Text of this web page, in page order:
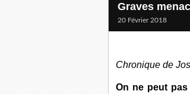
Graves
20 Février 2018
Chronique de
On ne peut